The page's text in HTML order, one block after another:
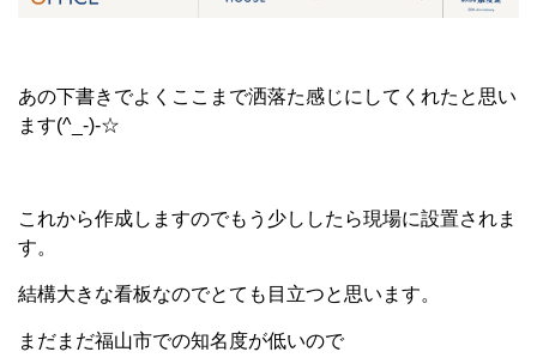
あの下書きでよくここまで洒落た感じにしてくれたと思い
ます(^_-)-☆
これから作成しますのでもう少ししたら現場に設置されま
す。
結構大きな看板なのでとても目立つと思います。
まだまだ福山市での知名度が低いので